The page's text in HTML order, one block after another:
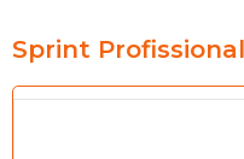
Sprint Profissional